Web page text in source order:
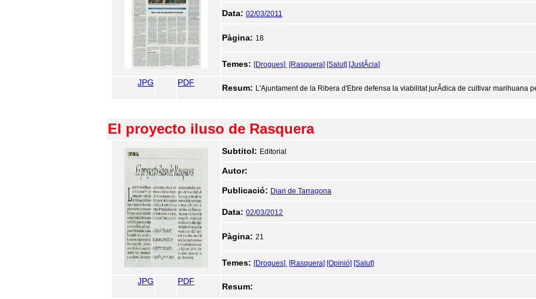
Data: 02/03/2011
Pàgina: 18
Temes: [Drogues] [Rasquera] [Salut] [JustÃ­cia]
JPG PDF
Resum: L'Ajuntament de la Ribera d'Ebre defensa la viabilitat jurÃ­dica de cultivar marihuana
El proyecto iluso de Rasquera
Subtitol: Editorial
Autor:
Publicació: Diari de Tarragona
Data: 02/03/2012
Pàgina: 21
Temes: [Drogues] [Rasquera] [Opinió] [Salut]
JPG PDF
Resum: